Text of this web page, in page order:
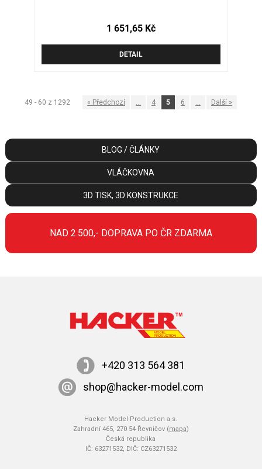
1 651,65 Kč
DETAIL
49 - 60 z 1292 « Předchozí ... 4 5 6 ... Další »
BLOG / ČLÁNKY
VLÁČKOVNA
3D TISK, 3D KONSTRUKCE
NAD 2.500,- DOPRAVA PO ČR ZDARMA
+420 313 564 381
shop@hacker-model.com
Hacker Model Production a.s.
Zahradní 465, 270 54 Řevničov (mapa)
Česká republika
IČ: 63271532, DIČ: CZ63271532